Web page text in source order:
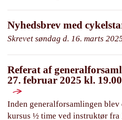
Nyhedsbrev med
Skrevet søndag d. 16. marts
Referat af
27. februar 2025 kl.
Inden generalforsamlingen
kursus ½ time ved instruktør fra